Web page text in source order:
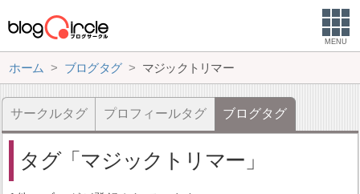
MENU
ホーム ブログタグ マジックトリマー
サークルタグ プロフィールタグ ブログタグ
タグ マジックトリマー